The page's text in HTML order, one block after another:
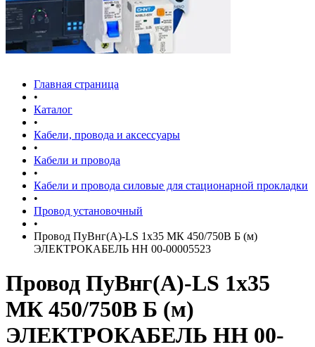
Главная страница
•
Каталог
•
Кабели, провода и аксессуары
•
Кабели и провода
•
Кабели и провода силовые для стационарной прокладки
•
Провод установочный
•
Провод ПуВнг(А)-LS 1х35 МК 450/750В Б (м)
ЭЛЕКТРОКАБЕЛЬ НН 00-00005523
Провод ПуВнг(А)-LS 1х35
МК 450/750В Б (м)
ЭЛЕКТРОКАБЕЛЬ НН 00-